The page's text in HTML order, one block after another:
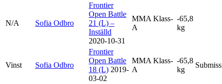
N/A Sofia Odbro
Frontier
Open Battle
21 (L) –
Inställd
2020-10-31
MMA Klass-
A
-65,8
kg
Vinst Sofia Odbro
Frontier
Open Battle
18 (L) 2019-
03-02
MMA Klass-
A
-65,8
kg